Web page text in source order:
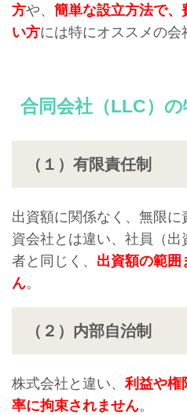
方や、 簡単な設立方法で
い方には特にオススメの会
合同会社（LLC）の
（１）有限責任制
出資額に関係なく、無限
資会社とは違い、社員（
者と同じく、 出資額の範囲
ん。
（２）内部自治制
株式会社と違い、 利益や権
率に拘束されません。